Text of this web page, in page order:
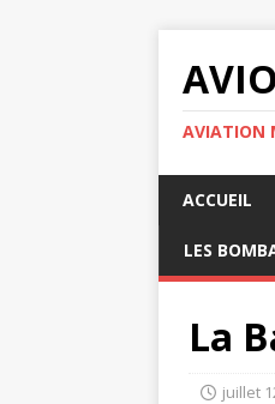
AVIATION
ACCUEIL
LES
La
juillet